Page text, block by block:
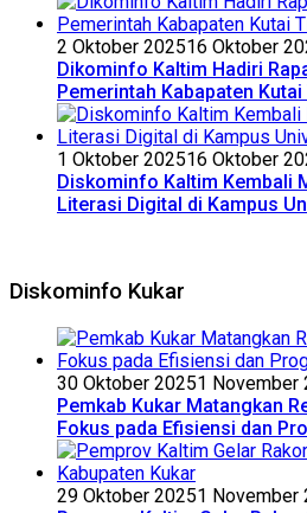
2 Oktober 202516 Oktober
Dikominfo Kaltim Hadiri
Pemerintah Kabapaten
1 Oktober 202516 Oktober
Diskominfo Kaltim Kembali
Literasi Digital di Kampus
Diskominfo Kukar
30 Oktober 20251 November
Pemkab Kukar Matangkan
Fokus pada Efisiensi dan
29 Oktober 20251 November